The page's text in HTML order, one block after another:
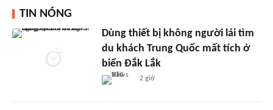
TIN NÓNG
Dùng thiết bị không người lái tìm
du khách Trung Quốc mất tích ở
biển Đắk Lắk
2 giờ